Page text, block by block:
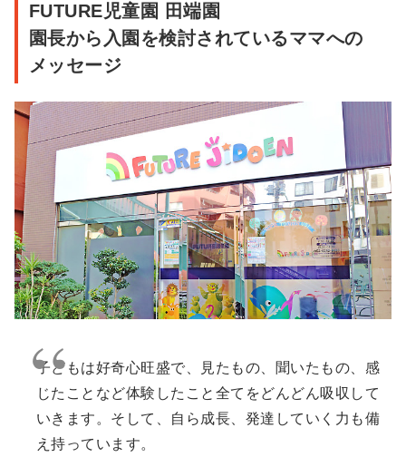
FUTURE児童園 田端園
園長から入園を検討されているママへの
メッセージ
子どもは好奇心旺盛で、見たもの、聞いたもの、感
じたことなど体験したこと全てをどんどん吸収して
いきます。そして、自ら成長、発達していく力も備
え持っています。